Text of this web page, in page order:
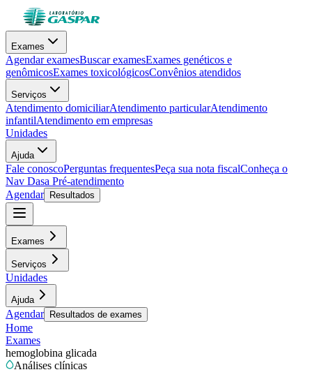
Exames
Agendar examesBuscar examesExames genéticos e
genômicosExames toxicológicosConvênios atendidos
Serviços
Atendimento domiciliarAtendimento particularAtendimento
infantilAtendimento em empresas
Unidades
Ajuda
Fale conoscoPerguntas frequentesPeça sua nota fiscalConheça o
Nav Dasa Pré-atendimento
Agendar
Resultados
Exames
Serviços
Unidades
Ajuda
Agendar Resultados de exames
Home
Exames
hemoglobina glicada
Análises clínicas